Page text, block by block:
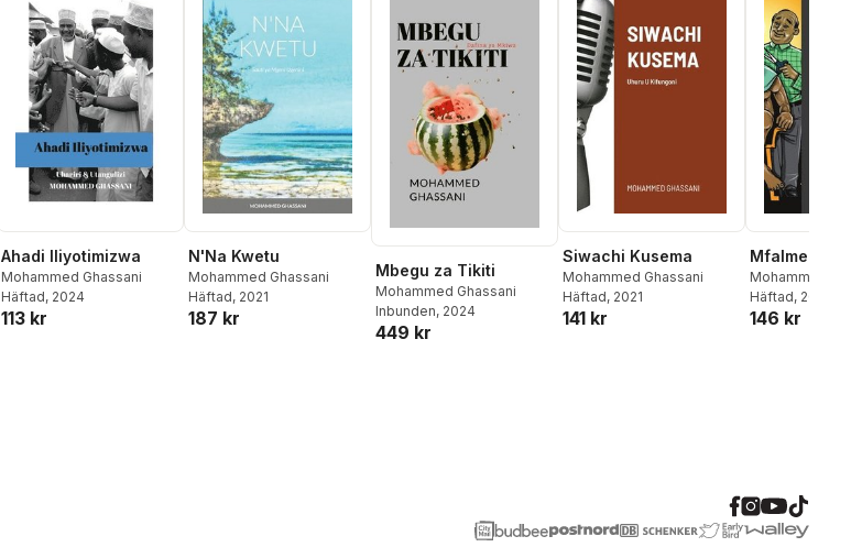
Ahadi Iliyotimizwa
Mohammed Ghassani
Häftad, 2024
113 kr
N'Na Kwetu
Mohammed Ghassani
Häftad, 2021
187 kr
Mbegu za Tikiti
Mohammed Ghassani
Inbunden, 2024
449 kr
Siwachi Kusema
Mohammed Ghassani
Häftad, 2021
141 kr
Mfalme Ana
Mohammed
Häftad, 2021
146 kr